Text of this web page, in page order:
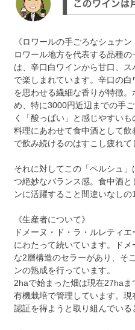
《ロワールの手ごろなシュナン
ロワール地方を代表する品種
は、辛口白ワインから甘口、
で楽しまれています。辛口の
を思わせる繊細な香りが特徴
め、特に3000円近辺までの手
く「酸っぱい」と感じやすいも
料理にあわせて食中酒として
で飲み続けるのはすこし疲れて
それに対してこの「ペルシュ
つ絶妙なバランス感。食中酒
ンに活躍すること間違いなしの
《生産者について》
ドメーヌ・ド・ラ・ルレティ
にわたって続いています。ド
な2層構造のセラーがあり、そ
ンの熟成を行っています。
2haで始まった畑は現在27ha
有機栽培で管理しています。
認証を得ようと取り組んでいる